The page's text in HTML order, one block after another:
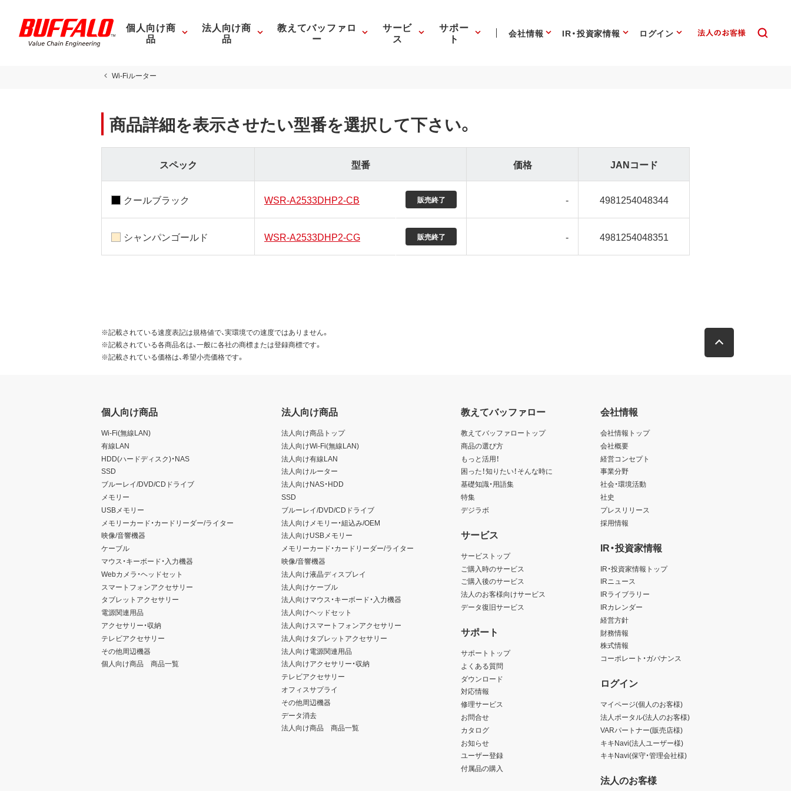
個人向け商
品
法人向け商
品
教えてバッファロ
ー
サービ
ス
サポー
ト 会社情報 IR・投資家情報 ログイン
Wi-Fiルーター
商品詳細を表示させたい型番を選択して下さい。
スペック 型番 価格 JANコード
クールブラック WSR-A2533DHP2-CB 販売終了 - 4981254048344
シャンパンゴールド WSR-A2533DHP2-CG 販売終了 - 4981254048351
※記載されている速度表記は規格値で、実環境での速度ではありません。
※記載されている各商品名は、一般に各社の商標または登録商標です。
※記載されている価格は、希望小売価格です。
個人向け商品
Wi-Fi(無線LAN)
有線LAN
HDD(ハードディスク)・NAS
SSD
ブルーレイ/DVD/CDドライブ
メモリー
USBメモリー
メモリーカード・カードリーダー/ライター
映像/音響機器
ケーブル
マウス・キーボード・入力機器
Webカメラ・ヘッドセット
スマートフォンアクセサリー
タブレットアクセサリー
電源関連用品
アクセサリー・収納
テレビアクセサリー
その他周辺機器
個人向け商品 商品一覧
法人向け商品
法人向け商品トップ
法人向けWi-Fi(無線LAN)
法人向け有線LAN
法人向けルーター
法人向けNAS・HDD
SSD
ブルーレイ/DVD/CDドライブ
法人向けメモリー・組込み/OEM
法人向けUSBメモリー
メモリーカード・カードリーダー/ライター
映像/音響機器
法人向け液晶ディスプレイ
法人向けケーブル
法人向けマウス・キーボード・入力機器
法人向けヘッドセット
法人向けスマートフォンアクセサリー
法人向けタブレットアクセサリー
法人向け電源関連用品
法人向けアクセサリー・収納
テレビアクセサリー
オフィスサプライ
その他周辺機器
データ消去
法人向け商品 商品一覧
教えてバッファロー
教えてバッファロートップ
商品の選び方
もっと活用！
困った！知りたい！そんな時に
基礎知識・用語集
特集
デジラボ
サービス
サービストップ
ご購入時のサービス
ご購入後のサービス
法人のお客様向けサービス
データ復旧サービス
サポート
サポートトップ
よくある質問
ダウンロード
対応情報
修理サービス
お問合せ
カタログ
お知らせ
ユーザー登録
付属品の購入
会社情報
会社情報トップ
会社概要
経営コンセプト
事業分野
社会・環境活動
社史
プレスリリース
採用情報
IR・投資家情報
IR・投資家情報トップ
IRニュース
IRライブラリー
IRカレンダー
経営方針
財務情報
株式情報
コーポレート・ガバナンス
ログイン
マイページ(個人のお客様)
法人ポータル(法人のお客様)
VARパートナー(販売店様)
キキNavi(法人ユーザー様)
キキNavi(保守・管理会社様)
法人のお客様